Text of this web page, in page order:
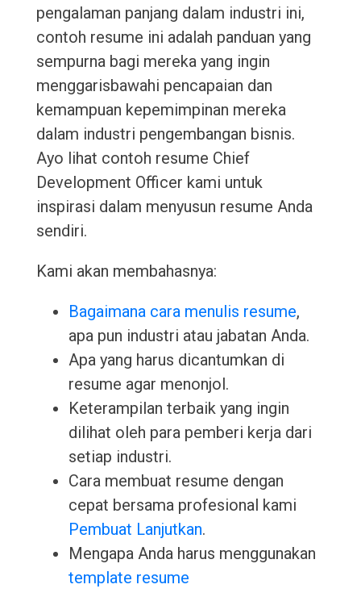
pengalaman panjang dalam industri ini,
contoh resume ini adalah panduan yang
sempurna bagi mereka yang ingin
menggarisbawahi pencapaian dan
kemampuan kepemimpinan mereka
dalam industri pengembangan bisnis.
Ayo lihat contoh resume Chief
Development Officer kami untuk
inspirasi dalam menyusun resume Anda
sendiri.
Kami akan membahasnya:
Bagaimana cara menulis resume,
apa pun industri atau jabatan Anda.
Apa yang harus dicantumkan di
resume agar menonjol.
Keterampilan terbaik yang ingin
dilihat oleh para pemberi kerja dari
setiap industri.
Cara membuat resume dengan
cepat bersama profesional kami
Pembuat Lanjutkan.
Mengapa Anda harus menggunakan
template resume